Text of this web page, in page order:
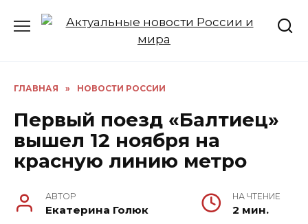
ГЛАВНАЯ » НОВОСТИ РОССИИ
Первый поезд «Балтиец»
вышел 12 ноября на
красную линию метро
АВТОР
Екатерина Голюк
НА ЧТЕНИЕ
2 мин.